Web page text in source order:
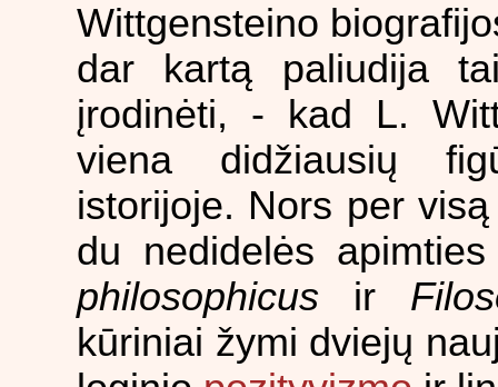
Wittgensteino
dar kartą paliudija
įrodinėti, - kad L.
viena didžiausių
istorijoje. Nors per
du nedidelės
philosophicus ir
kūriniai žymi dviejų